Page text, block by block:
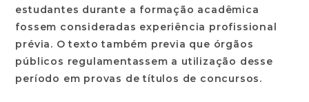
estudantes durante a formação acadêmica
fossem consideradas experiência profissional
prévia. O texto também previa que órgãos
públicos regulamentassem a utilização desse
período em provas de títulos de concursos.